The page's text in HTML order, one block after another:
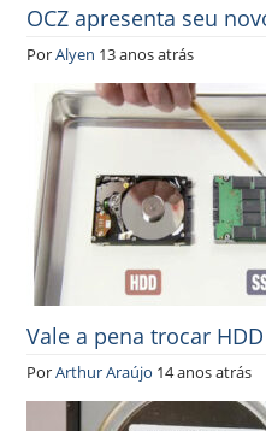
OCZ apresenta seu
PorAlyen 13 anos atrás
Vale a pena trocar
PorArthur Araújo 14 anos atrás